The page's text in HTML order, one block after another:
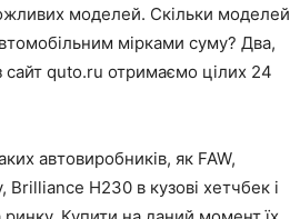
моделей. Скільки моделей
мірками суму? Два,
сайт quto.ru отримаємо цілих 24
автовиробників, як FAW,
H230 в кузові хетчбек і